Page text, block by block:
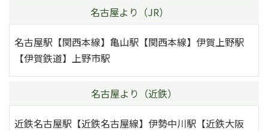
名古屋より（JR）
名古屋駅【関西本線】亀山駅【関西本線】伊賀上野駅
【伊賀鉄道】上野市駅
名古屋より（近鉄）
近鉄名古屋駅【近鉄名古屋線】伊勢中川駅【近鉄大阪